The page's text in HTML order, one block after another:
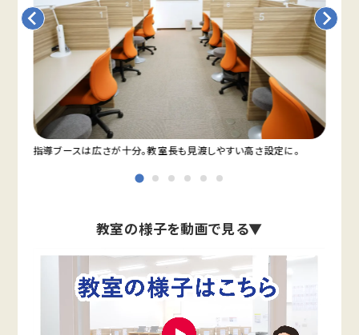
指導ブースは広さが十分。教室長も見渡しやすい高さ設定に。
教室の様子を動画で見る▼